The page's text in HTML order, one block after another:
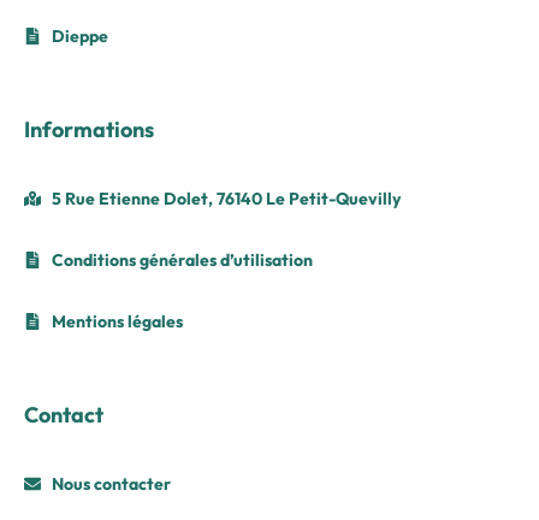
Dieppe
Informations
5 Rue Etienne Dolet, 76140 Le Petit-Quevilly
Conditions générales d’utilisation
Mentions légales
Contact
Nous contacter